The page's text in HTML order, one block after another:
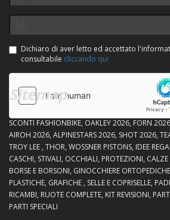
Dichiaro di aver letto ed accettato
consultabile cliccando qui
Sitemap
SCONTI FASHIONBIKE OAKLEY 2026 FORN 2026
AIROH 2026 ALPINESTARS 2026 SHOT 2026
TROY LEE THOR WOSSNER PISTONS IDEE
CASCHI STIVALI OCCHIALI PROTEZIONI
BORSE E BORSONI GINOCCHIERE ORTOPEDICHE
PLASTICHE GRAFICHE SELLE E COPRISELLE
RICAMBI RUOTE COMPLETE KIT REVISIONI
PARTI SPECIALI